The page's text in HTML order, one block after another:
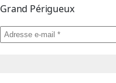
Grand Périgueux